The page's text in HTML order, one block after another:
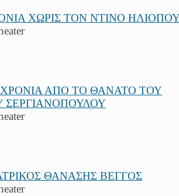
ΧΩΡΙΣ ΤΟΝ ΝΤΙΝΟ
ΑΠΟ ΤΟ ΘΑΝΑΤΟ ΤΟΥ
ΣΕΡΓΙΑΝΟΠΟΥΛΟΥ
ΘΑΝΑΣΗΣ ΒΕΓΓΟΣ